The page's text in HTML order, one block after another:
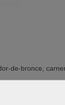
de-bronce